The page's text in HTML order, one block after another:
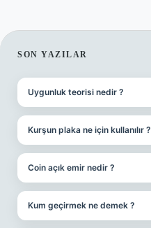
SIDEBAR
SON YAZILAR
Uygunluk teorisi nedir ?
Kurşun plaka ne için kullanılır ?
Coin açık emir nedir ?
Kum geçirmek ne demek ?